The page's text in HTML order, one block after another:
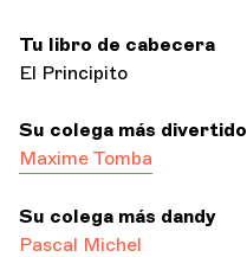
Tu libro de cabecera
El Principito
Su colega más divertido
Maxime Tomba
Su colega más dandy
Pascal Michel